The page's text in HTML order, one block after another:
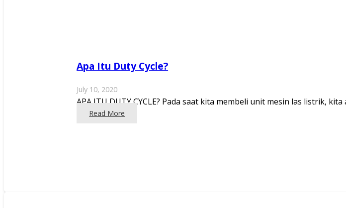
Apa Itu Duty Cycle?
July 10, 2020
APA ITU DUTY CYCLE? Pada saat kita membeli unit mesin las listrik,
Read More